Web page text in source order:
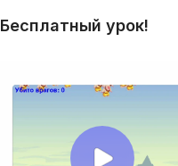
Бесплатный урок!